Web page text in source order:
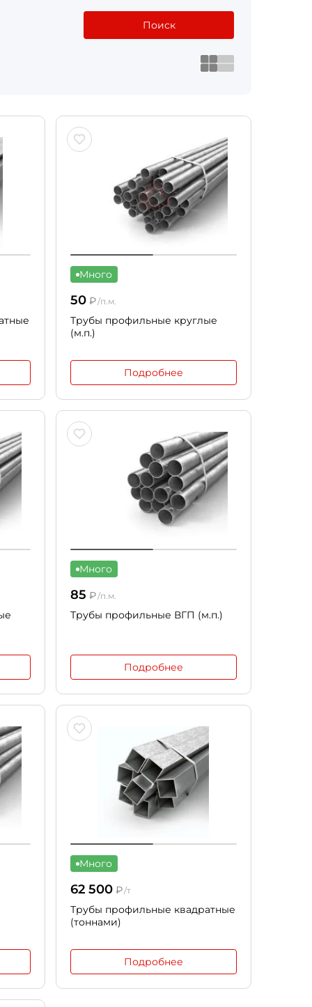
Поиск
Много
50₽/п.м.
Трубы профильные круглые
(м.п.)
Подробнее
Много
85 ₽/п.м.
Трубы профильные ВГП (м.п.)
Подробнее
Много
62 500₽/т
Трубы профильные квадратные
(тоннами)
Подробнее